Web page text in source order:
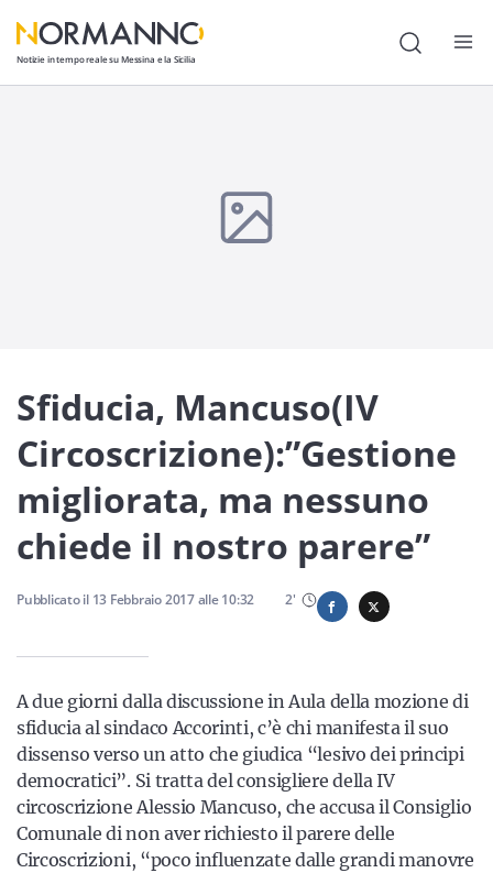
Notizie in tempo reale su Messina e la Sicilia
Economia
Sport
Sicilia
Resta sempre aggiornato con le ultime news, iscriviti alla
nostra newsletter
Iscriviti
Sfiducia, Mancuso(IV
Circoscrizione):”Gestione
migliorata, ma nessuno
chiede il nostro parere”
Pubblicato il 13 Febbraio 2017alle10:32 2'
A due giorni dalla discussione in Aula della mozione di
sfiducia al sindaco Accorinti, c’è chi manifesta il suo
dissenso verso un atto che giudica “lesivo dei principi
democratici”. Si tratta del consigliere della IV
circoscrizione Alessio Mancuso, che accusa il Consiglio
Comunale di non aver richiesto il parere delle
Circoscrizioni, “poco influenzate dalle grandi manovre